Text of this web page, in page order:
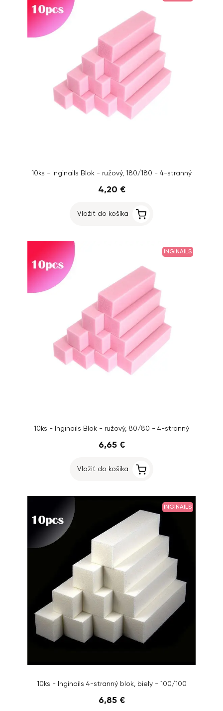
10ks - Inginails Blok - ružový, 180/180 - 4-stranný
4,20 €
Vložiť do košíka
INGINAILS
10ks - Inginails Blok - ružový, 80/80 - 4-stranný
6,65 €
Vložiť do košíka
INGINAILS
10ks - Inginails 4-stranný blok, biely - 100/100
6,85 €